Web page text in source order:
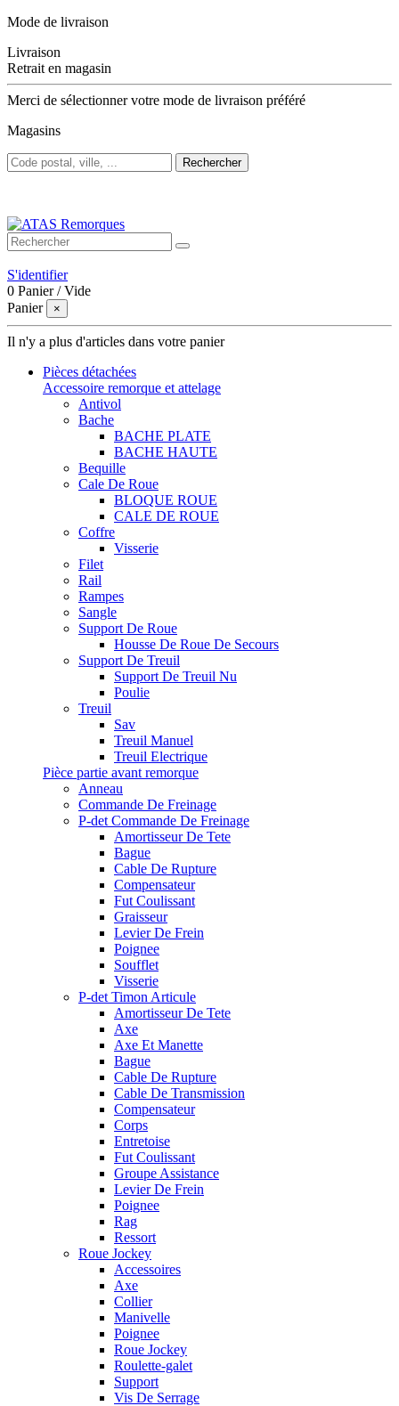
Mode de livraison
Livraison
Retrait en magasin
Merci de sélectionner votre mode de livraison préféré
Magasins
Rechercher
S'identifier
0 Panier /Vide
Panier
×
Il n'y a plus d'articles dans votre panier
Pièces détachées
Accessoire remorque et attelage
Antivol
Bache
BACHE PLATE
BACHE HAUTE
Bequille
Cale De Roue
BLOQUE ROUE
CALE DE ROUE
Coffre
Visserie
Filet
Rail
Rampes
Sangle
Support De Roue
Housse De Roue De Secours
Support De Treuil
Support De Treuil Nu
Poulie
Treuil
Sav
Treuil Manuel
Treuil Electrique
Pièce partie avant remorque
Anneau
Commande De Freinage
P-det Commande De Freinage
Amortisseur De Tete
Bague
Cable De Rupture
Compensateur
Fut Coulissant
Graisseur
Levier De Frein
Poignee
Soufflet
Visserie
P-det Timon Articule
Amortisseur De Tete
Axe
Axe Et Manette
Bague
Cable De Rupture
Cable De Transmission
Compensateur
Corps
Entretoise
Fut Coulissant
Groupe Assistance
Levier De Frein
Poignee
Rag
Ressort
Roue Jockey
Accessoires
Axe
Collier
Manivelle
Poignee
Roue Jockey
Roulette-galet
Support
Vis De Serrage